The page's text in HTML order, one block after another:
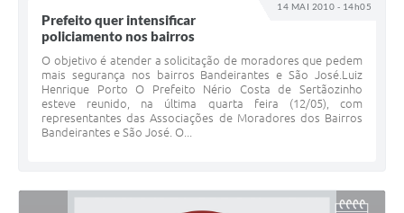
14 MAI 2010 - 14h05
Prefeito quer intensificar
policiamento nos bairros
O objetivo é atender a solicitação de moradores que pedem
mais segurança nos bairros Bandeirantes e São José.Luiz
Henrique Porto O Prefeito Nério Costa de Sertãozinho
esteve reunido, na última quarta feira (12/05), com
representantes das Associações de Moradores dos Bairros
Bandeirantes e São José. O...